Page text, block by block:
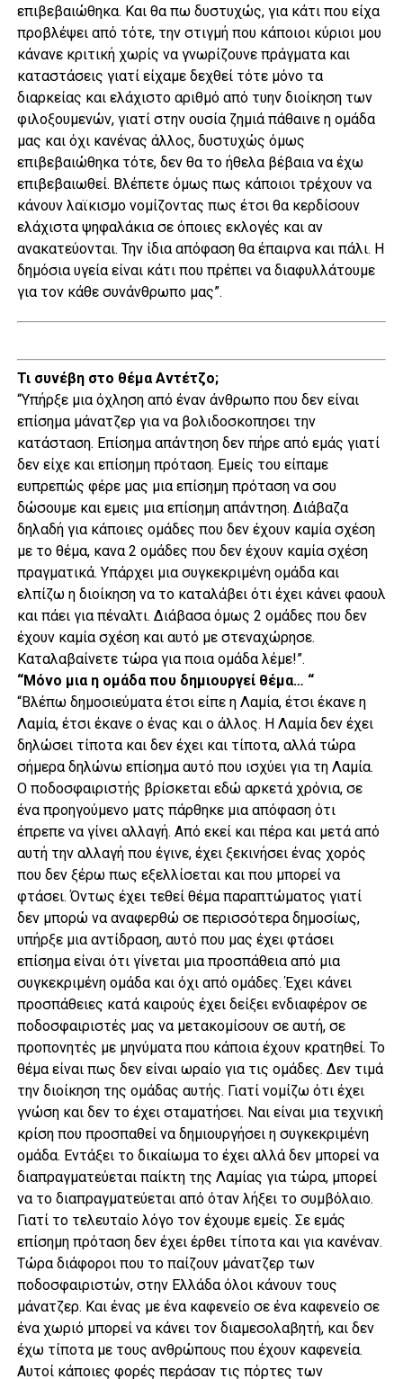
επιβεβαιώθηκα. Και θα πω δυστυχώς, για κάτι που είχα
προβλέψει από τότε, την στιγμή που κάποιοι κύριοι μου
κάνανε κριτική χωρίς να γνωρίζουνε πράγματα και
καταστάσεις γιατί είχαμε δεχθεί τότε μόνο τα
διαρκείας και ελάχιστο αριθμό από τυην διοίκηση των
φιλοξουμενών, γιατί στην ουσία ζημιά πάθαινε η ομάδα
μας και όχι κανένας άλλος, δυστυχώς όμως
επιβεβαιώθηκα τότε, δεν θα το ήθελα βέβαια να έχω
επιβεβαιωθεί. Βλέπετε όμως πως κάποιοι τρέχουν να
κάνουν λαϊκισμο νομίζοντας πως έτσι θα κερδίσουν
ελάχιστα ψηφαλάκια σε όποιες εκλογές και αν
ανακατεύονται. Την ίδια απόφαση θα έπαιρνα και πάλι. Η
δημόσια υγεία είναι κάτι που πρέπει να διαφυλλάτουμε
για τον κάθε συνάνθρωπο μας”.
Τι συνέβη στο θέμα Αντέτζο;
“Υπήρξε μια όχληση από έναν άνθρωπο που δεν είναι
επίσημα μάνατζερ για να βολιδοσκοπησει την
κατάσταση. Επίσημα απάντηση δεν πήρε από εμάς γιατί
δεν είχε και επίσημη πρόταση. Εμείς του είπαμε
ευπρεπώς φέρε μας μια επίσημη πρόταση να σου
δώσουμε και εμεις μια επίσημη απάντηση. Διάβαζα
δηλαδή για κάποιες ομάδες που δεν έχουν καμία σχέση
με το θέμα, κανα 2 ομάδες που δεν έχουν καμία σχέση
πραγματικά. Υπάρχει μια συγκεκριμένη ομάδα και
ελπίζω η διοίκηση να το καταλάβει ότι έχει κάνει φαουλ
και πάει για πέναλτι. Διάβασα όμως 2 ομάδες που δεν
έχουν καμία σχέση και αυτό με στεναχώρησε.
Καταλαβαίνετε τώρα για ποια ομάδα λέμε!”.
“Μόνο μια η ομάδα που δημιουργεί θέμα… “
“Βλέπω δημοσιεύματα έτσι είπε η Λαμία, έτσι έκανε η
Λαμία, έτσι έκανε ο ένας και ο άλλος. Η Λαμία δεν έχει
δηλώσει τίποτα και δεν έχει και τίποτα, αλλά τώρα
σήμερα δηλώνω επίσημα αυτό που ισχύει για τη Λαμία.
Ο ποδοσφαιριστής βρίσκεται εδώ αρκετά χρόνια, σε
ένα προηγούμενο ματς πάρθηκε μια απόφαση ότι
έπρεπε να γίνει αλλαγή. Από εκεί και πέρα και μετά από
αυτή την αλλαγή που έγινε, έχει ξεκινήσει ένας χορός
που δεν ξέρω πως εξελλίσεται και που μπορεί να
φτάσει. Όντως έχει τεθεί θέμα παραπτώματος γιατί
δεν μπορώ να αναφερθώ σε περισσότερα δημοσίως,
υπήρξε μια αντίδραση, αυτό που μας έχει φτάσει
επίσημα είναι ότι γίνεται μια προσπάθεια από μια
συγκεκριμένη ομάδα και όχι από ομάδες. Έχει κάνει
προσπάθειες κατά καιρούς έχει δείξει ενδιαφέρον σε
ποδοσφαιριστές μας να μετακομίσουν σε αυτή, σε
προπονητές με μηνύματα που κάποια έχουν κρατηθεί. Το
θέμα είναι πως δεν είναι ωραίο για τις ομάδες. Δεν τιμά
την διοίκηση της ομάδας αυτής. Γιατί νομίζω ότι έχει
γνώση και δεν το έχει σταματήσει. Ναι είναι μια τεχνική
κρίση που προσπαθεί να δημιουργήσει η συγκεκριμένη
ομάδα. Εντάξει το δικαίωμα το έχει αλλά δεν μπορεί να
διαπραγματεύεται παίκτη της Λαμίας για τώρα, μπορεί
να το διαπραγματεύεται από όταν λήξει το συμβόλαιο.
Γιατί το τελευταίο λόγο τον έχουμε εμείς. Σε εμάς
επίσημη πρόταση δεν έχει έρθει τίποτα και για κανέναν.
Τώρα διάφοροι που το παίζουν μάνατζερ των
ποδοσφαιριστών, στην Ελλάδα όλοι κάνουν τους
μάνατζερ. Και ένας με ένα καφενείο σε ένα καφενείο σε
ένα χωριό μπορεί να κάνει τον διαμεσολαβητή, και δεν
έχω τίποτα με τους ανθρώπους που έχουν καφενεία.
Αυτοί κάποιες φορές περάσαν τις πόρτες των